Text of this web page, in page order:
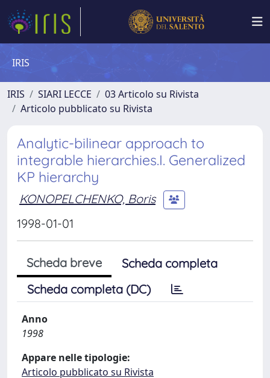
IRIS
IRIS SIARI LECCE
03 Articolo su Rivista
Articolo pubblicato su Rivista
Analytic-bilinear approach to
integrable hierarchies.I. Generalized
KP hierarchy
KONOPELCHENKO, Boris
1998-01-01
Scheda breve
Scheda completa
Scheda completa (DC)
Anno
1998
Appare nelle tipologie:
Articolo pubblicato su Rivista